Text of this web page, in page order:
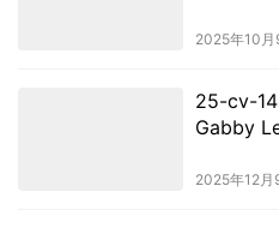
2025年10月
25-cv-
Gabby
2025年12月